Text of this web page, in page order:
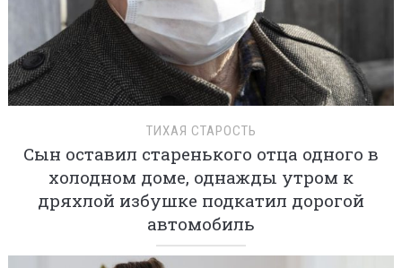
ТИХАЯ СТАРОСТЬ
Сын оставил старенького отца одного в
холодном доме, однажды утром к
дряхлой избушке подкатил дорогой
автомобиль